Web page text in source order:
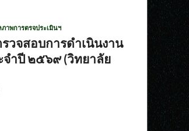
าพการตรจประเมินฯ
วจสอบการดำเนินงาน
ำปี ๒๕๖๙ (วิทยาลัย